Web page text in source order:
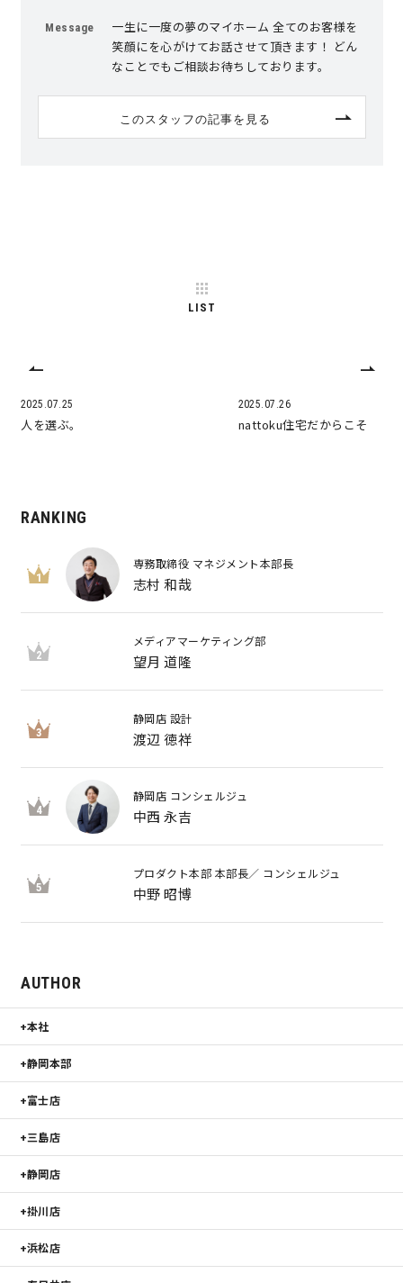
Message
一生に一度の夢のマイホーム 全てのお客様を
笑顔にを心がけてお話させて頂きます！ どん
なことでもご相談お待ちしております。
このスタッフの記事を見る
2025.07.25
人を選ぶ。
LIST
2025.07.26
nattoku住宅だからこそ
RANKING
1
専務取締役 マネジメント本部長
志村 和哉
2
メディアマーケティング部
望月 道隆
3
静岡店 設計
渡辺 徳祥
4
静岡店 コンシェルジュ
中西 永吉
5
プロダクト本部 本部長／ コンシェルジュ
中野 昭博
AUTHOR
本社
静岡本部
富士店
三島店
静岡店
掛川店
浜松店